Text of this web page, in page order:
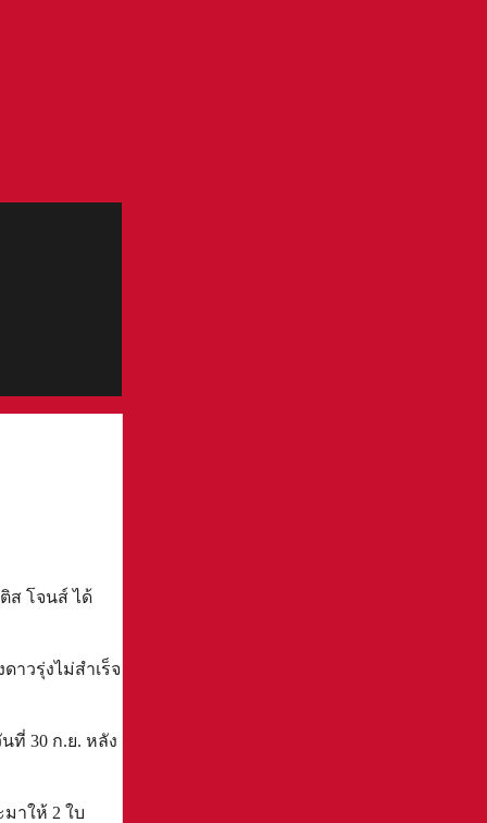
ส โจนส์ ได้
าวรุ่งไม่สำเร็จ
ที่ 30 ก.ย. หลัง
าให้ 2 ใบ